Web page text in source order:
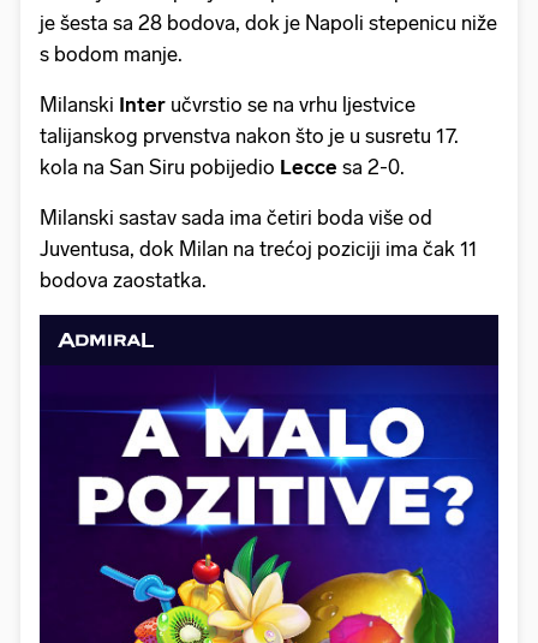
je šesta sa 28 bodova, dok je Napoli stepenicu niže
s bodom manje.
Milanski Inter učvrstio se na vrhu ljestvice
talijanskog prvenstva nakon što je u susretu 17.
kola na San Siru pobijedio Lecce sa 2-0.
Milanski sastav sada ima četiri boda više od
Juventusa, dok Milan na trećoj poziciji ima čak 11
bodova zaostatka.